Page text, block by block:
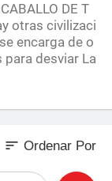
DE T
otras civilizaci
encarga de o
desviar La
de las últimas
sort Ordenar Por